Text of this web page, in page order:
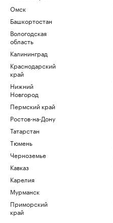
Омск
Башкортостан
Вологодская
область
Калининград
Краснодарский
край
Нижний
Новгород
Пермский край
Ростов-на-Дону
Татарстан
Тюмень
Черноземье
Кавказ
Карелия
Мурманск
Приморский
край